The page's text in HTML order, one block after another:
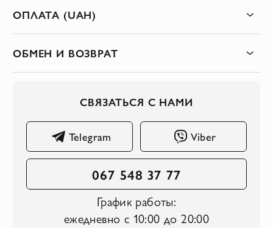
ОПЛАТА (UAH)
ОБМЕН И ВОЗВРАТ
СВЯЗАТЬСЯ С НАМИ
Telegram Viber
067 548 37 77
График работы:
ежедневно с 10:00 до 20:00